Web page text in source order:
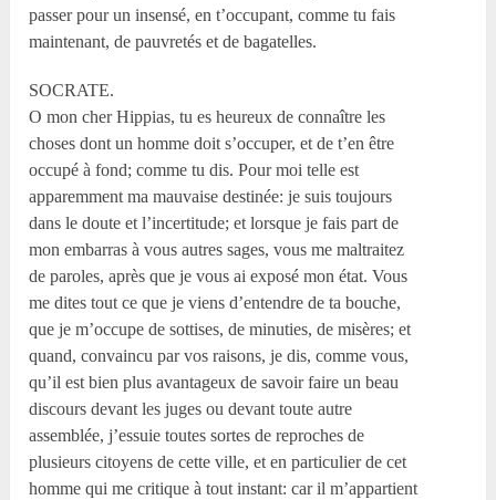
passer pour un insensé, en t’occupant, comme tu fais
maintenant, de pauvretés et de bagatelles.
SOCRATE.
O mon cher Hippias, tu es heureux de connaître les
choses dont un homme doit s’occuper, et de t’en être
occupé à fond; comme tu dis. Pour moi telle est
apparemment ma mauvaise destinée: je suis toujours
dans le doute et l’incertitude; et lorsque je fais part de
mon embarras à vous autres sages, vous me maltraitez
de paroles, après que je vous ai exposé mon état. Vous
me dites tout ce que je viens d’entendre de ta bouche,
que je m’occupe de sottises, de minuties, de misères; et
quand, convaincu par vos raisons, je dis, comme vous,
qu’il est bien plus avantageux de savoir faire un beau
discours devant les juges ou devant toute autre
assemblée, j’essuie toutes sortes de reproches de
plusieurs citoyens de cette ville, et en particulier de cet
homme qui me critique à tout instant: car il m’appartient